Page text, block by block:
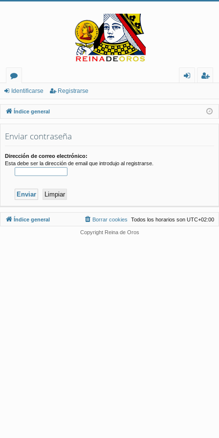
or
os
nt
ifi
ist
ra
Identificarse Registrarse
Índice general
Enviar contraseña
Dirección de correo electrónico:
Esta debe ser la dirección de email que introdujo al registrarse.
Índice general Todos los horarios son UTC+02:00
Borrar cookies
Copyright Reina de Oros